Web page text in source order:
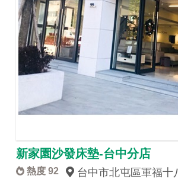
新家園沙發床墊-台中分店
熱度 92
台中市北屯區軍福十